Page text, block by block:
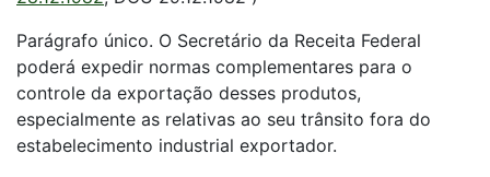
Parágrafo único. O Secretário da Receita Federal
poderá expedir normas complementares para o
controle da exportação desses produtos,
especialmente as relativas ao seu trânsito fora do
estabelecimento industrial exportador.